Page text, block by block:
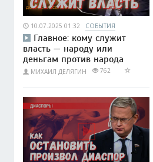
10.07.2025 01:32 СОБЫТИЯ
Главное: кому служит
власть — народу или
деньгам против народа
МИХАИЛ ДЕЛЯГИН 762